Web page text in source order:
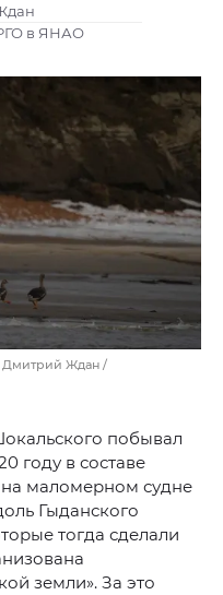
в ЯНАО
Дмитрий Ждан /
побывал
году в составе
маломерном судне
Гыданского
тогда сделали
земли». За это